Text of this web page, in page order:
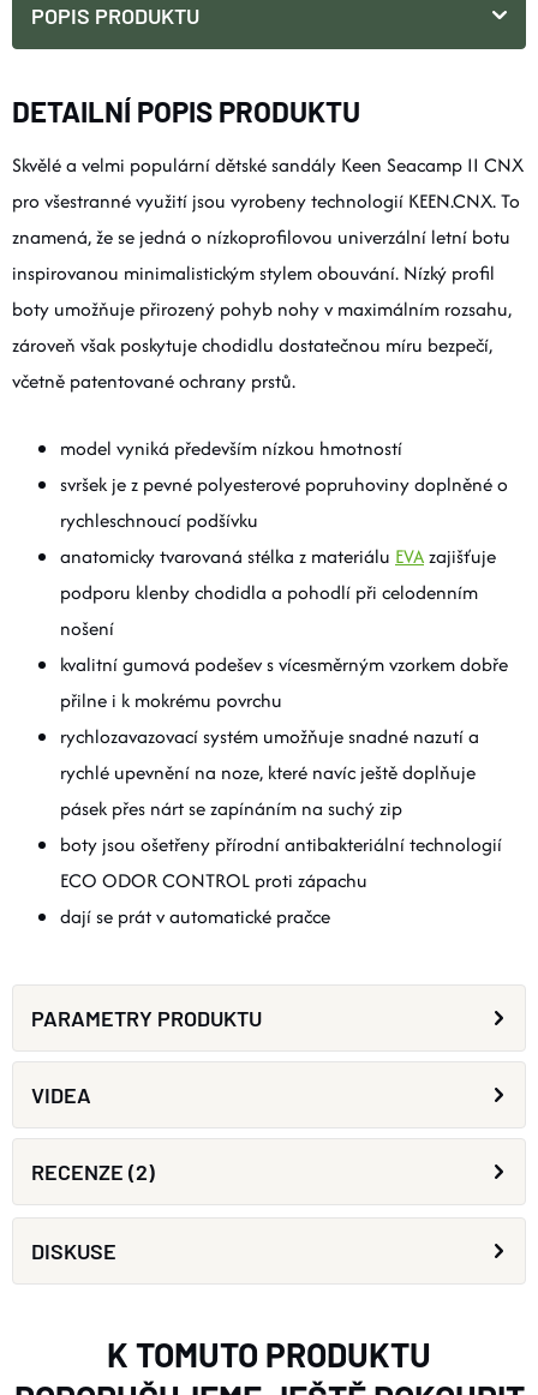
POPIS PRODUKTU
DETAILNÍ POPIS PRODUKTU
Skvělé a velmi populární dětské sandály Keen Seacamp II CNX
pro všestranné využití jsou vyrobeny technologií KEEN.CNX. To
znamená, že se jedná o nízkoprofilovou univerzální letní botu
inspirovanou minimalistickým stylem obouvání. Nízký profil
boty umožňuje přirozený pohyb nohy v maximálním rozsahu,
zároveň však poskytuje chodidlu dostatečnou míru bezpečí,
včetně patentované ochrany prstů.
model vyniká především nízkou hmotností
svršek je z pevné polyesterové popruhoviny doplněné o
rychleschnoucí podšívku
anatomicky tvarovaná stélka z materiálu EVAzajišťuje
podporu klenby chodidla a pohodlí při celodenním
nošení
kvalitní gumová podešev s vícesměrným vzorkem dobře
přilne i k mokrému povrchu
rychlozavazovací systém umožňuje snadné nazutí a
rychlé upevnění na noze, které navíc ještě doplňuje
pásek přes nárt se zapínáním na suchý zip
boty jsou ošetřeny přírodní antibakteriální technologií
ECO ODOR CONTROL proti zápachu
dají se prát v automatické pračce
PARAMETRY PRODUKTU
VIDEA
RECENZE (2)
DISKUSE
K TOMUTO PRODUKTU